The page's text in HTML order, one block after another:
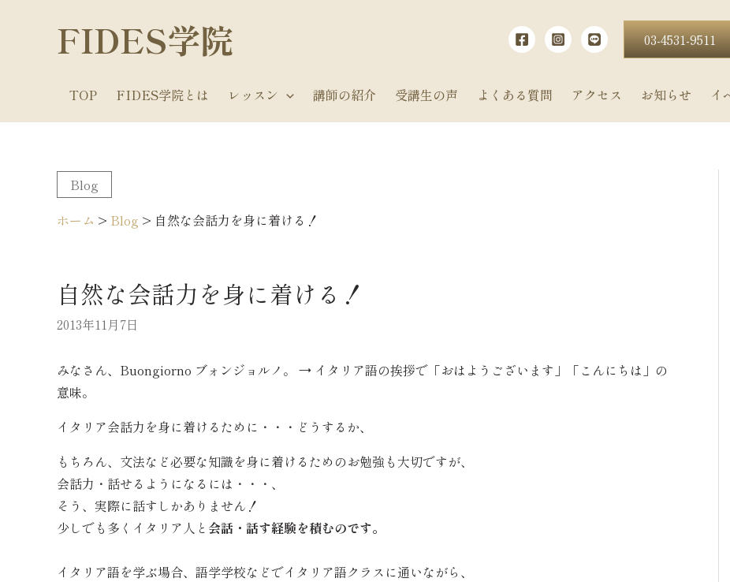
ッ
FIDES学院 03-4531-9511
TOP FIDES学院とは レッスン 講師の紹介 受講生の声 よくある質問 アクセス お知らせ イ
Blog
ホーム > Blog > 自然な会話力を身に着ける！
自然な会話力を身に着ける！
2013年11月7日
みなさん、Buongiorno ブォンジョルノ。 → イタリア語の挨拶で「おはようございます」「こんにちは」の
意味。
イタリア会話力を身に着けるために・・・どうするか、
もちろん、文法など必要な知識を身に着けるためのお勉強も大切ですが、
会話力・話せるようになるには・・・、
そう、実際に話すしかありません！
少しでも多くイタリア人と 会話・話す経験を積むのです。
イタリア語を学ぶ場合、語学学校などでイタリア語クラスに通いながら、